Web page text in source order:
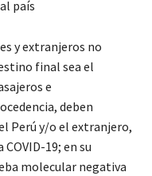
país
y extranjeros no
final sea el
e
deben
Perú y/o el extranjero,
19; en su
molecular negativa